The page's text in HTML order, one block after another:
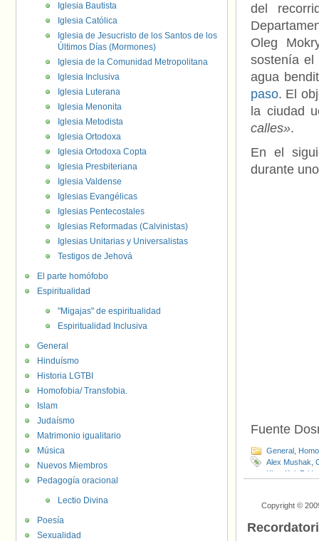
del
Oleg
sostenía
agua
paso. El
la ciudad
calles».
En el
durante
Fuente
General
Alex Mushak
Kiev
KyivPride
Copyright ©
Iglesia Bautista
Iglesia Católica
Iglesia de Jesucristo de los Santos de los
Últimos Días (Mormones)
Iglesia de la Comunidad Metropolitana
Iglesia Inclusiva
Iglesia Luterana
Iglesia Menonita
Iglesia Metodista
Iglesia Ortodoxa
Iglesia Ortodoxa Copta
Iglesia Presbiteriana
Iglesia Valdense
Iglesias Evangélicas
Iglesias Pentecostales
Iglesias Reformadas (Calvinistas)
Iglesias Unitarias y Universalistas
Testigos de Jehová
El parte homófobo
Espiritualidad
"Migajas" de espiritualidad
Espiritualidad Inclusiva
General
Hinduísmo
Historia LGTBI
Homofobia/ Transfobia.
Islam
Judaísmo
Matrimonio igualitario
Música
Nuevos Miembros
Pedagogía oracional
Lectio Divina
Poesía
Sexualidad